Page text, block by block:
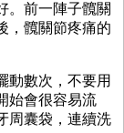
。前一陣子髖關
，髖關節疼痛的
動數次，不要用
始會很容易流
周囊袋，連續洗